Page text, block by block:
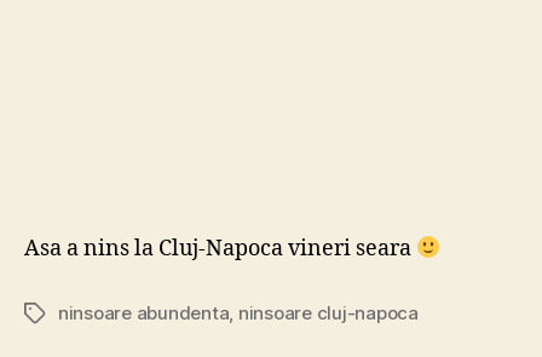
Asa a nins la Cluj-Napoca vineri seara
Tagsninsoare abundenta, ninsoare cluj-napoca